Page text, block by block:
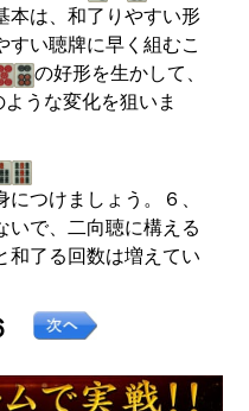
本は、和了りやすい形
すい聴牌に早く組むこ
の好形を生かして、
うな変化を狙いま
つけましょう。６、
いで、二向聴に構える
和了る回数は増えてい